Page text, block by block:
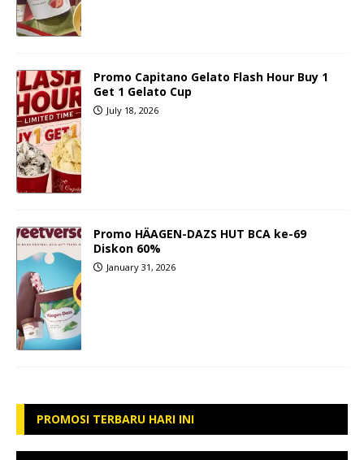
Promo Capitano Gelato Flash Hour Buy 1
Get 1 Gelato Cup
July 18, 2026
Promo HÄAGEN-DAZS HUT BCA ke-69
Diskon 60%
January 31, 2026
PROMOSI TERBARU HARI INI